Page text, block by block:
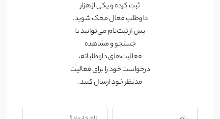
ثبت کرده و یکی از هزار
داوطلب فعال محک شوید.
پس از ثبت‌نام می‌توانید با
جستجو و مشاهده
فعالیت‌های داوطلبانه،
درخواست خود را برای فعالیت
مدنظر خود ارسال کنید.